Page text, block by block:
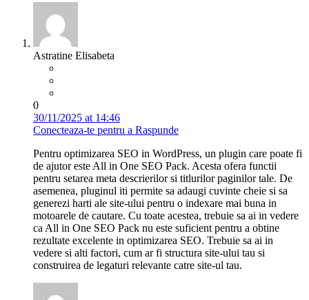
Astratine Elisabeta
0
30/11/2025 at 14:46
Conecteaza-te pentru a Raspunde
Pentru optimizarea SEO in WordPress, un plugin care poate fi
de ajutor este All in One SEO Pack. Acesta ofera functii
pentru setarea meta descrierilor si titlurilor paginilor tale. De
asemenea, pluginul iti permite sa adaugi cuvinte cheie si sa
generezi harti ale site-ului pentru o indexare mai buna in
motoarele de cautare. Cu toate acestea, trebuie sa ai in vedere
ca All in One SEO Pack nu este suficient pentru a obtine
rezultate excelente in optimizarea SEO. Trebuie sa ai in
vedere si alti factori, cum ar fi structura site-ului tau si
construirea de legaturi relevante catre site-ul tau.